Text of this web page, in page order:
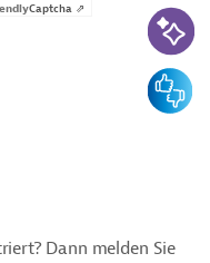
Captcha ⇗
Dann melden Sie
KI-